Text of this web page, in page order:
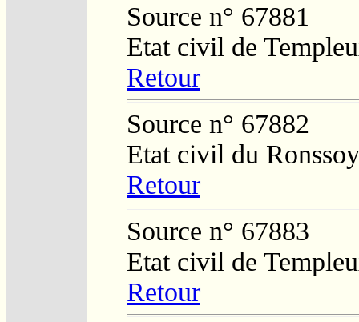
Source n° 67881
Etat civil de
Retour
Source n° 67882
Etat civil du Ronssoy
Retour
Source n° 67883
Etat civil de
Retour